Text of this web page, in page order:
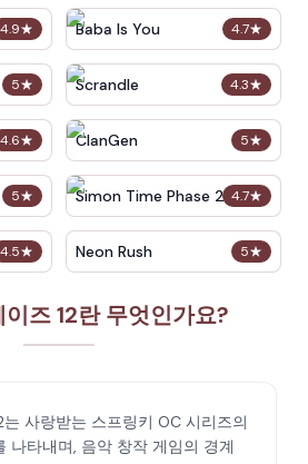
4.9★ 4.7★
Baba Is You
5★ 4.3★
Scrandle
4.6★ 5★
ClanGen
5★ 4.7★
Simon Time Phase 2
4.5★ 5★
Neon Rush
즈 12란 무엇인가요?
는 사랑받는 스프링키 OC 시리즈의
나타내며, 음악 창작 게임의 경계